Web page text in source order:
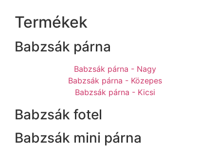
Termékek
Babzsák párna
Babzsák párna - Nagy
Babzsák párna - Közepes
Babzsák párna - Kicsi
Babzsák fotel
Babzsák mini párna